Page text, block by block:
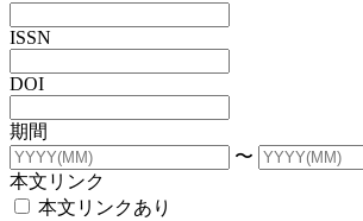
ISSN
DOI
期間
〜
本文リンク
本文リンクあり